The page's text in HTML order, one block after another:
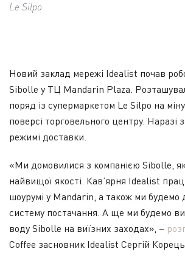
Le Silpo
Новий заклад мережі Idealist почав
Sibolle у ТЦ Mandarin Plaza.
поряд із супермаркетом Le Silpo на
поверсі торговельного центру. Наразі
режимі доставки.
«Ми домовилися з компанією Sibolle,
найвищої якості. Кав’ярня Idealist
шоурумі у Mandarin, а також ми будемо
систему постачання. А ще ми будемо
воду Sibolle на виїзних заходах», –
Coffee засновник Idealist Сергій